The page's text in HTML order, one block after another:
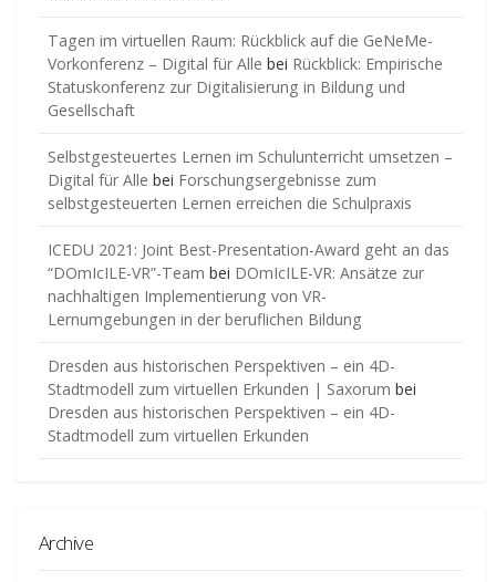
Tagen im virtuellen Raum: Rückblick auf die GeNeMe-
Vorkonferenz – Digital für Alle bei Rückblick: Empirische
Statuskonferenz zur Digitalisierung in Bildung und
Gesellschaft
Selbstgesteuertes Lernen im Schulunterricht umsetzen –
Digital für Alle bei Forschungsergebnisse zum
selbstgesteuerten Lernen erreichen die Schulpraxis
ICEDU 2021: Joint Best-Presentation-Award geht an das
“DOmIcILE-VR”-Team bei DOmIcILE-VR: Ansätze zur
nachhaltigen Implementierung von VR-
Lernumgebungen in der beruflichen Bildung
Dresden aus historischen Perspektiven – ein 4D-
Stadtmodell zum virtuellen Erkunden | Saxorum bei
Dresden aus historischen Perspektiven – ein 4D-
Stadtmodell zum virtuellen Erkunden
Archive